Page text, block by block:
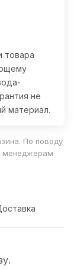
товара
не
материал.
По поводу
менеджерам